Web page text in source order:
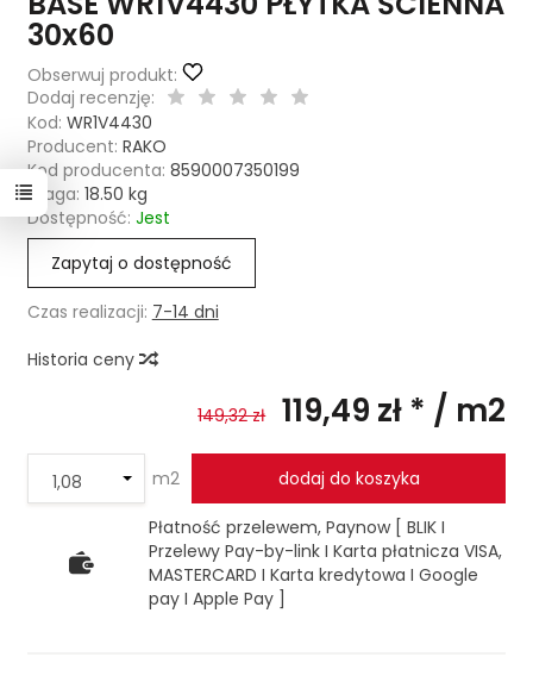
30x60
Obserwuj produkt:
Dodaj recenzję:
Kod: WR1V4430
Producent: RAKO
Kod producenta: 8590007350199
Waga: 18.50 kg
Dostępność: Jest
Zapytaj o dostępność
Czas realizacji: 7-14 dni
Historia ceny
149,32 zł 119,49 zł * / m2
m2 dodaj do koszyka
Płatność przelewem, Paynow [ BLIK I
Przelewy Pay-by-link I Karta płatnicza VISA,
MASTERCARD I Karta kredytowa I Google
pay I Apple Pay ]